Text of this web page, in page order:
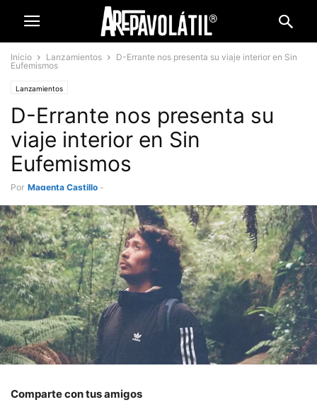
Inicio Lanzamientos
D-Errante nos presenta su viaje interior en Sin
Eufemismos
Lanzamientos
D-Errante nos presenta su
viaje interior en Sin
Eufemismos
Por Magenta Castillo -
Comparte con tus amigos